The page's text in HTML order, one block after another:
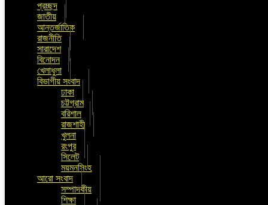
প্রচ্ছদ
জাতীয়
আন্তর্জাতিক
রাজনীতি
সারাদেশ
বিনোদন
খেলাধুলা
বিভাগীয় সংবাদ
ঢাকা
চট্টগ্রাম
বরিশাল
রাজশাহী
খুলনা
রংপুর
সিলেট
ময়মনসিংহ
আরো সংবাদ
সম্পাদকীয়
শিক্ষা